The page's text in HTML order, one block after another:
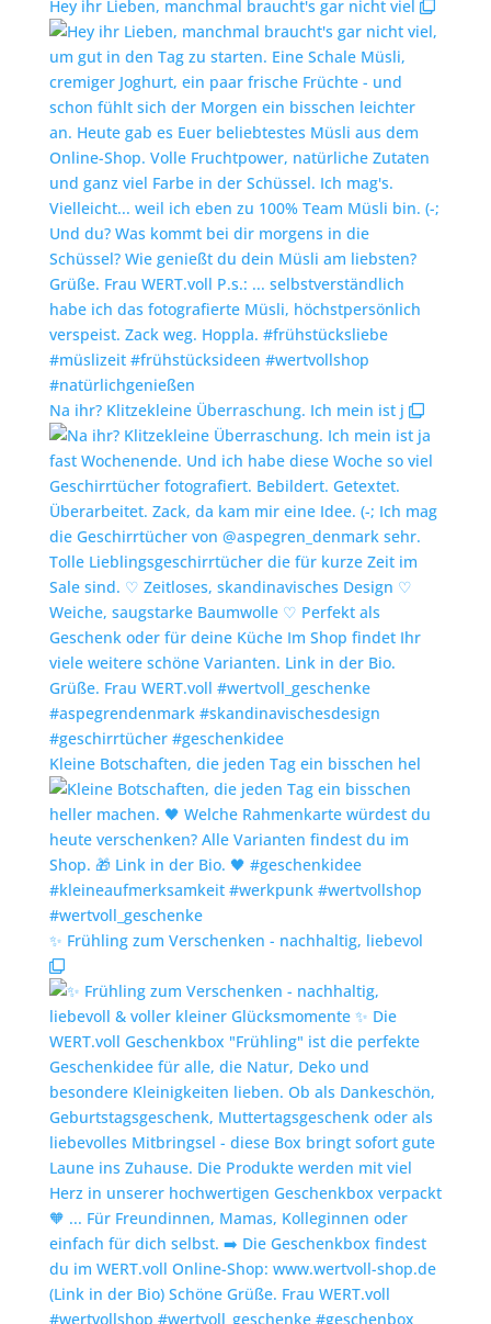
Hey ihr Lieben, manchmal braucht's gar nicht viel
Na ihr? Klitzekleine Überraschung. Ich mein ist j
Kleine Botschaften, die jeden Tag ein bisschen hel
✨️ Frühling zum Verschenken - nachhaltig, liebevol